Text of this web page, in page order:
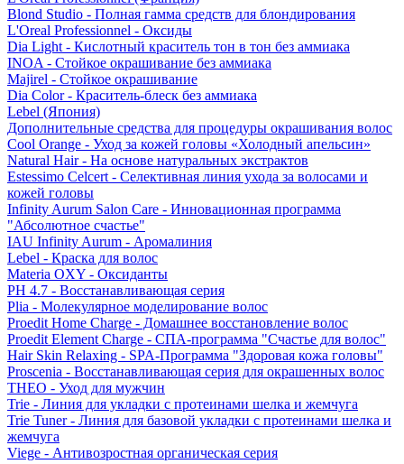
Blond Studio - Полная гамма средств для блондирования
L'Oreal Professionnel - Оксиды
Dia Light - Кислотный краситель тон в тон без аммиака
INOA - Стойкое окрашивание без аммиака
Majirel - Стойкое окрашивание
Dia Color - Краситель-блеск без аммиака
Lebel (Япония)
Дополнительные средства для процедуры окрашивания волос
Cool Orange - Уход за кожей головы «Холодный апельсин»
Natural Hair - На основе натуральных экстрактов
Estessimo Celcert - Селективная линия ухода за волосами и
кожей головы
Infinity Aurum Salon Care - Инновационная программа
"Абсолютное счастье"
IAU Infinity Aurum - Аромалиния
Lebel - Краска для волос
Materia OXY - Оксиданты
PH 4.7 - Восстанавливающая серия
Plia - Молекулярное моделирование волос
Proedit Home Charge - Домашнее восстановление волос
Proedit Element Charge - СПА-программа "Счастье для волос"
Hair Skin Relaxing - SPA-Программа "Здоровая кожа головы"
Proscenia - Восстанавливающая серия для окрашенных волос
THEO - Уход для мужчин
Trie - Линия для укладки с протеинами шелка и жемчуга
Trie Tuner - Линия для базовой укладки с протеинами шелка и
жемчуга
Viege - Антивозростная органическая серия